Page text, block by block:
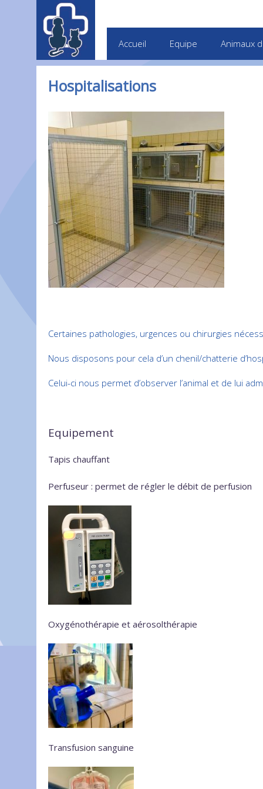
Accueil Equipe Animaux
Hospitalisations
Certaines pathologies, urgences ou chirurgies
Nous disposons pour cela d’un chenil/chatterie
Celui-ci nous permet d’observer l’animal et de lui
Equipement
Tapis chauffant
Perfuseur : permet de régler le débit de perfusion
Oxygénothérapie et aérosolthérapie
Transfusion sanguine